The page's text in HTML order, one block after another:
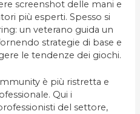
screenshot delle mani e
più esperti. Spesso si
un veterano guida un
strategie di base e
le tendenze dei giochi.
è più ristretta e
Qui i
del settore,